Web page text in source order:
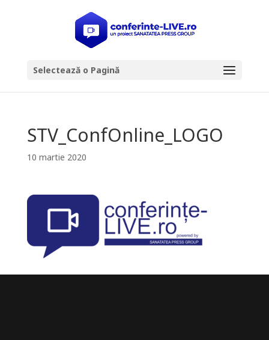
Selectează o Pagină
STV_ConfOnline_LOGO
10 martie 2020